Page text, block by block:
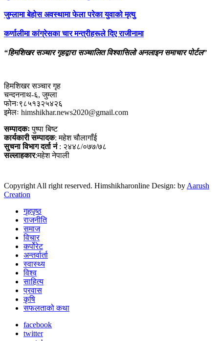
जुम्लामा बेहोस अवस्थामा फेला परेका युवाको मृत्यु
कर्णालीमा कांग्रेसका चार मन्त्रीहरूले दिए राजीनामा
“हिमशिखर सञ्चार गृहद्वारा सञ्चालित विश्वासिलो अनलाइन समाचार पोर्टल”
हिमशिखर सञ्चार गृह
चन्दननाथ-६, जुम्ला
फोनः९८५१३२५४२६
इमेलः himshikhar.news2020@gmail.com
सम्पादकःपुष्पा बिष्ट
कार्यकारी सम्पादक: महेश चौलागाँई
सुचना विभाग दर्ता नं: २४४८/०७७/७८
सल्लाहकार:महेश नेपाली
Copyright All right reserved. Himshikharonline Design: byAarush
Creation
गृहपृष्ठ
राजनीति
समाज
विचार
कर्पोरेट
अन्तर्वार्ता
स्वास्थ्य
विश्व
साहित्य
प्रवास
कृषि
सफलताको कथा
facebook
twitter